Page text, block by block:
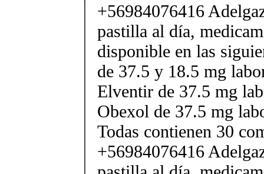
+56984076416
pastilla al día,
disponible en las
de 37.5 y 18.5 mg
Elventir de 37.5 mg
Obexol de 37.5 mg
Todas contienen 30
+56984076416